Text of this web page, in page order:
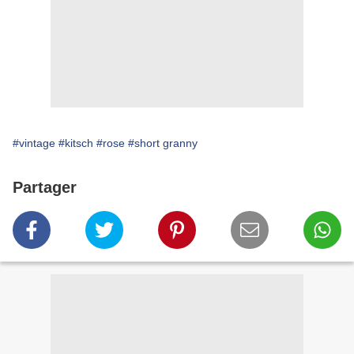
#vintage #kitsch #rose #short granny
Partager